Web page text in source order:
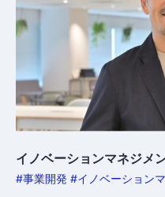
イノベーションマネジメ
#事業開発 #イノベーション